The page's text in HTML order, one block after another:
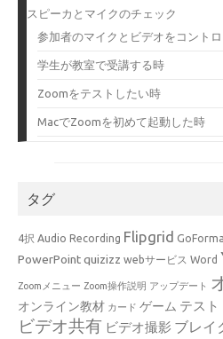
スピーカとマイクのチェック
参加者のマイクとビデオをコント
学生が教室で受講する時
Zoomをテストしたい時
MacでZoomを初めて起動した時
タグ
4択 Audio Recording Flipgrid
PowerPointquizizz webサービス Word
Zoomメニュー Zoom操作説明 アップデート
オンライン教材 カード ゲーム テスト
ビデオ共有 ビデオ撮影 ブレイ